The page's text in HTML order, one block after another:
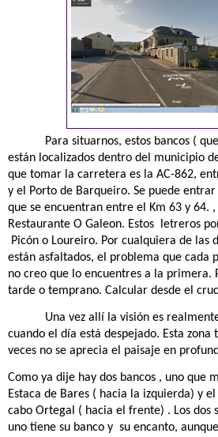
Para situarnos, estos bancos (
están localizados dentro del municipio
que tomar la carretera es la AC-862,
y el Porto de Barqueiro. Se puede
que se encuentran entre el Km 63 y 64.
Restaurante O Galeon. Estos
letreros
Picón o Loureiro. Por cualquiera de las
están asfaltados, el problema que cada
no creo que lo encuentres a la primera.
tarde o temprano. Calcular desde el
Una vez allí la visión es
cuando el día está despejado. Esta zona
veces no se aprecia el paisaje en
Como ya dije hay dos bancos , uno que
Estaca de Bares ( hacia la izquierda) y
cabo Ortegal ( hacia el frente) . Los dos
uno tiene su banco y su encanto,